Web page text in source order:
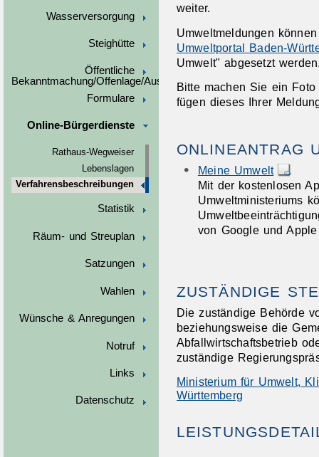
Wasserversorgung
Steighütte
Öffentliche
Bekanntmachung/Offenlage/Ausschreibungen
Formulare
Online-Bürgerdienste
Rathaus-Wegweiser
Lebenslagen
Verfahrensbeschreibungen
Statistik
Räum- und Streuplan
Satzungen
Wahlen
Wünsche & Anregungen
Notruf
Links
Datenschutz
weiter.
Umweltmeldungen
Umweltportal Baden-
Umwelt" abgesetzt
Bitte machen Sie ein
fügen dieses Ihrer
ONLINEANTRAG
Meine Umwelt
Mit der kostenlosen
Umweltministeriums
von Google und
ZUSTÄNDIGE
Die zuständige Behörde
beziehungsweise die
Abfallwirtschaftsbetrieb
zuständige
Ministerium für Umwelt,
Württemberg